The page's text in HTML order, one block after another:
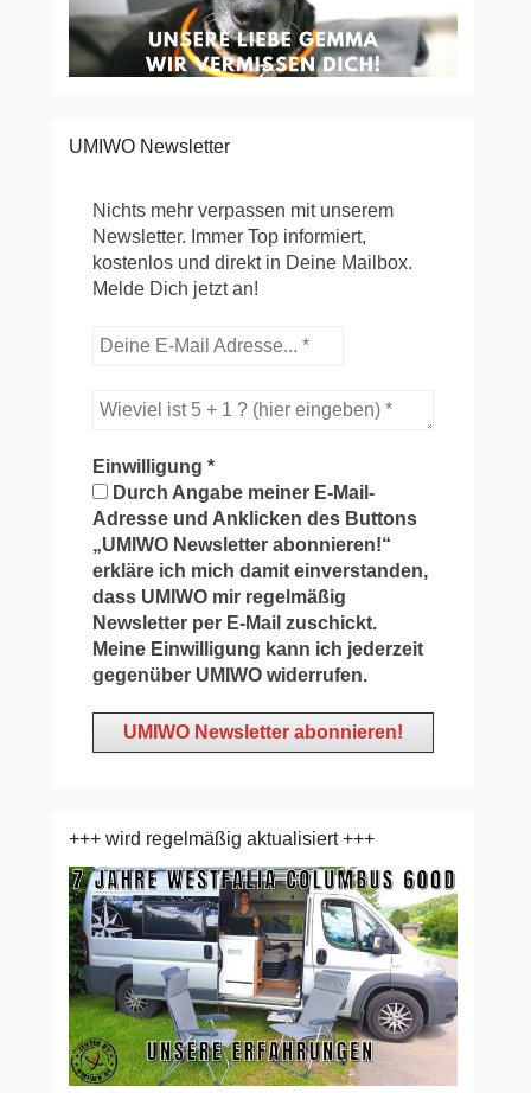
UMIWO Newsletter
Nichts mehr verpassen mit unserem
Newsletter. Immer Top informiert,
kostenlos und direkt in Deine Mailbox.
Melde Dich jetzt an!
Einwilligung*
Durch Angabe meiner E-Mail-
Adresse und Anklicken des Buttons
„UMIWO Newsletter abonnieren!“
erkläre ich mich damit einverstanden,
dass UMIWO mir regelmäßig
Newsletter per E-Mail zuschickt.
Meine Einwilligung kann ich jederzeit
gegenüber UMIWO widerrufen.
+++ wird regelmäßig aktualisiert +++